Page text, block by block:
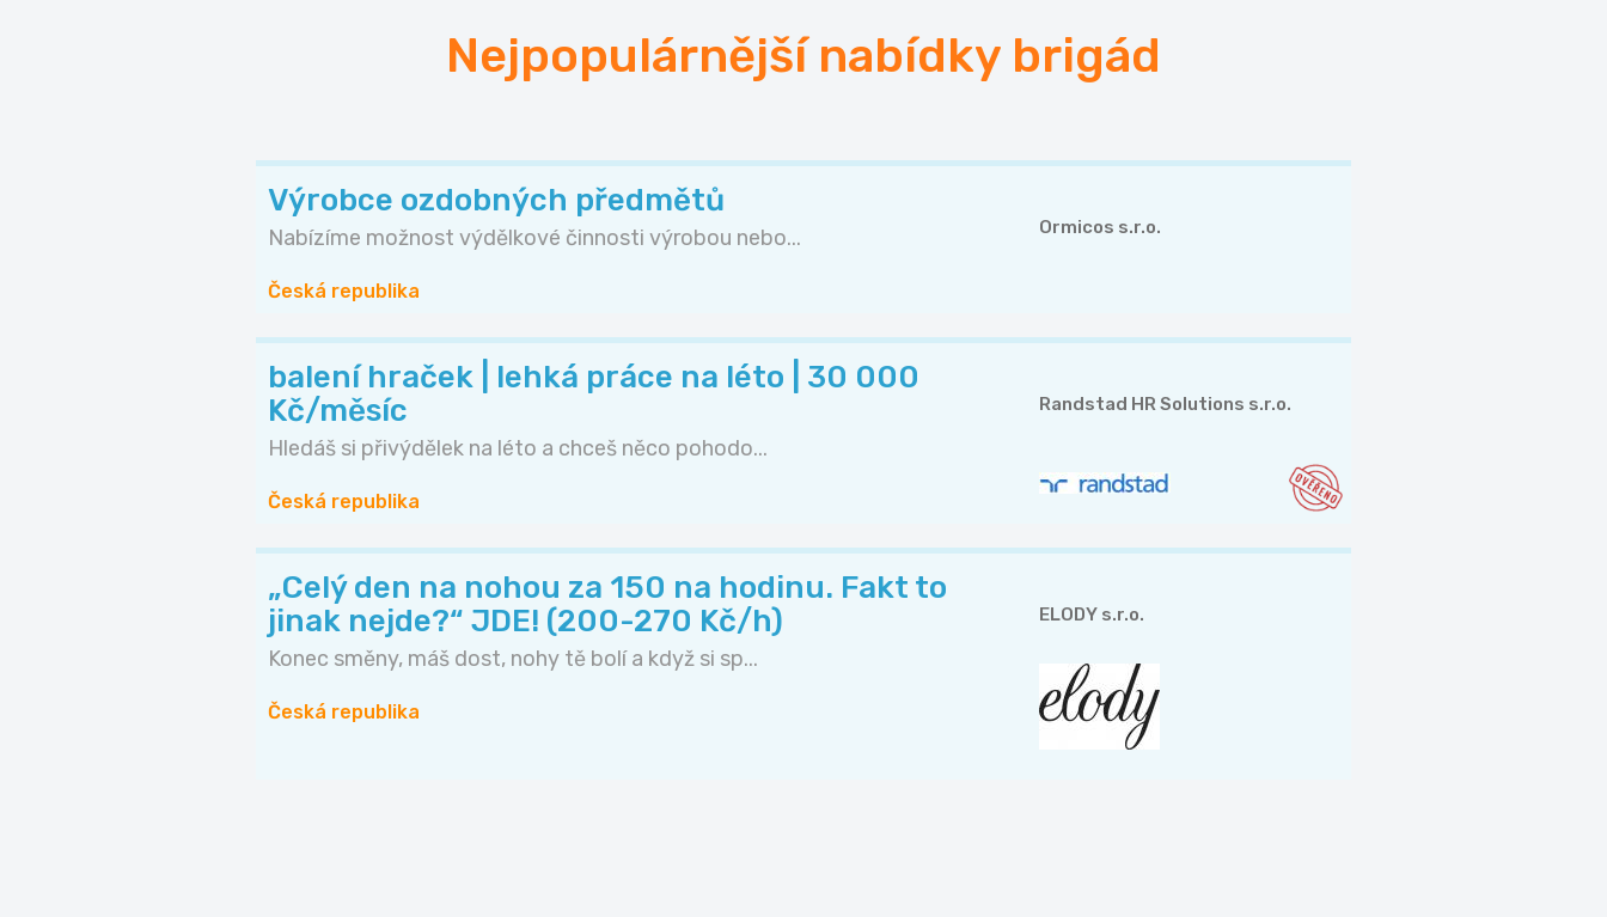
Nejpopulárnější nabídky brigád
Výrobce ozdobných předmětů
Nabízíme možnost výdělkové činnosti výrobou nebo...
Česká republika
Ormicos s.r.o.
balení hraček | lehká práce na léto | 30 000
Kč/měsíc
Hledáš si přivýdělek na léto a chceš něco pohodo...
Česká republika
Randstad HR Solutions s.r.o.
„Celý den na nohou za 150 na hodinu. Fakt to
jinak nejde?“ JDE! (200-270 Kč/h)
Konec směny, máš dost, nohy tě bolí a když si sp...
Česká republika
ELODY s.r.o.